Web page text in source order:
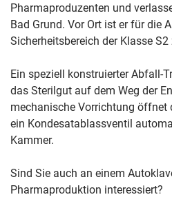
Pharmaproduzenten und
Bad Grund. Vor Ort ist er für die
Sicherheitsbereich der Klasse
Ein speziell konstruierter Abfall-
das Sterilgut auf dem Weg der
mechanische Vorrichtung öffnet
ein Kondesatablassventil
Kammer.
Sind Sie auch an einem
Pharmaproduktion interessiert?